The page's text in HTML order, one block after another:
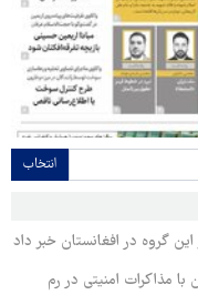
انتخاب
گروه در افغانستان خبر داد
مذاکرات امنیتی در رم